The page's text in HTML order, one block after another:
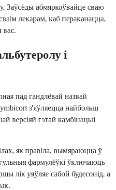
Заўсёды абмяркоўвайце сваю
лекарам, каб пераканацца,
вас.
і
пад гандлёвай назвай
з'яўляецца найбольш
версіяй гэтай камбінацыі
як правіла, вымяраюцца ў
фармулёўкі ўключаюць
лік уяўляе сабой будесонід, а